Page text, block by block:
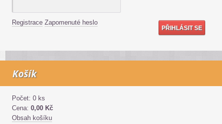
Registrace Zapomenuté heslo
Košík
Počet: 0 ks
Cena: 0,00 Kč
Obsah košíku